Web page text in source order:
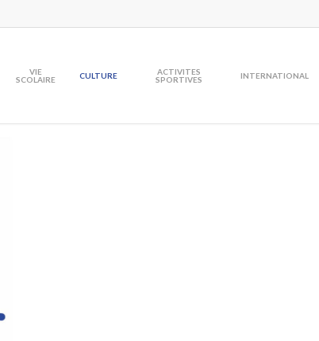
VIE
SCOLAIRE
CULTURE
ACTIVITES
SPORTIVES
INTERNATIONAL